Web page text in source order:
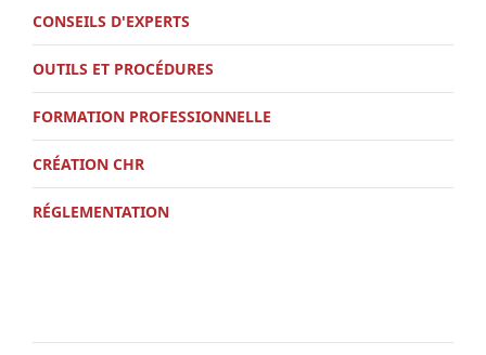
CONSEILS D'EXPERTS
OUTILS ET PROCÉDURES
FORMATION PROFESSIONNELLE
CRÉATION CHR
RÉGLEMENTATION